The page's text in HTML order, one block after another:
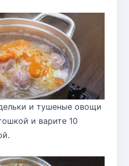
и тушеные овощи
и варите 10